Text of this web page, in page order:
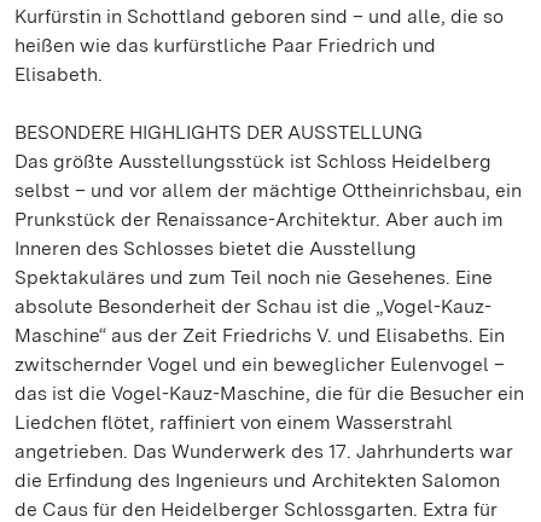
Kurfürstin in Schottland geboren sind – und alle, die so
heißen wie das kurfürstliche Paar Friedrich und
Elisabeth.
BESONDERE HIGHLIGHTS DER AUSSTELLUNG
Das größte Ausstellungsstück ist Schloss Heidelberg
selbst – und vor allem der mächtige Ottheinrichsbau, ein
Prunkstück der Renaissance-Architektur. Aber auch im
Inneren des Schlosses bietet die Ausstellung
Spektakuläres und zum Teil noch nie Gesehenes. Eine
absolute Besonderheit der Schau ist die „Vogel-Kauz-
Maschine“ aus der Zeit Friedrichs V. und Elisabeths. Ein
zwitschernder Vogel und ein beweglicher Eulenvogel –
das ist die Vogel-Kauz-Maschine, die für die Besucher ein
Liedchen flötet, raffiniert von einem Wasserstrahl
angetrieben. Das Wunderwerk des 17. Jahrhunderts war
die Erfindung des Ingenieurs und Architekten Salomon
de Caus für den Heidelberger Schlossgarten. Extra für